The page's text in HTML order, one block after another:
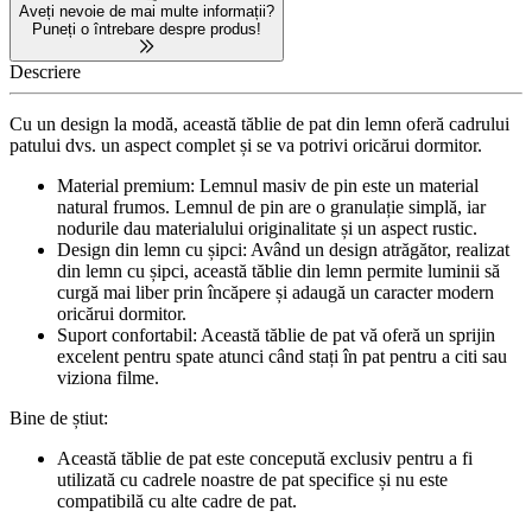
Aveți nevoie de mai multe informații?
Puneți o întrebare despre produs!
Descriere
Cu un design la modă, această tăblie de pat din lemn oferă cadrului
patului dvs. un aspect complet și se va potrivi oricărui dormitor.
Material premium: Lemnul masiv de pin este un material
natural frumos. Lemnul de pin are o granulație simplă, iar
nodurile dau materialului originalitate și un aspect rustic.
Design din lemn cu șipci: Având un design atrăgător, realizat
din lemn cu șipci, această tăblie din lemn permite luminii să
curgă mai liber prin încăpere și adaugă un caracter modern
oricărui dormitor.
Suport confortabil: Această tăblie de pat vă oferă un sprijin
excelent pentru spate atunci când stați în pat pentru a citi sau
viziona filme.
Bine de știut:
Această tăblie de pat este concepută exclusiv pentru a fi
utilizată cu cadrele noastre de pat specifice și nu este
compatibilă cu alte cadre de pat.